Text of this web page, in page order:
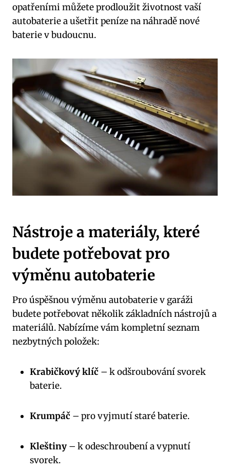
opatřeními můžete prodloužit životnost vaší
autobaterie a ušetřit peníze na náhradě nové
baterie v budoucnu.
Nástroje a materiály, které
budete potřebovat pro
výměnu autobaterie
Pro úspěšnou výměnu autobaterie v garáži
budete potřebovat několik základních nástrojů a
materiálů. Nabízíme vám kompletní seznam
nezbytných položek:
Krabičkový klíč – k odšroubování svorek
baterie.
Krumpáč – pro vyjmutí staré baterie.
Kleštiny – k odeschroubení a vypnutí
svorek.